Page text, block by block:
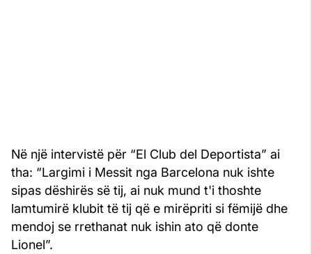
Në një intervistë për “El Club del Deportista” ai
tha: “Largimi i Messit nga Barcelona nuk ishte
sipas dëshirës së tij, ai nuk mund t'i thoshte
lamtumirë klubit të tij që e mirëpriti si fëmijë dhe
mendoj se rrethanat nuk ishin ato që donte
Lionel”.